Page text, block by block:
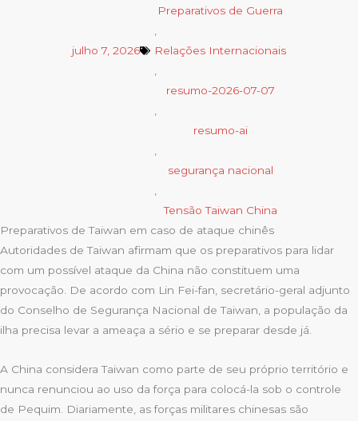
julho 7, 2026
Preparativos de Guerra
Relações Internacionais
resumo-2026-07-07
resumo-ai
segurança nacional
Tensão Taiwan China
Preparativos de Taiwan em caso de ataque chinês
Autoridades de Taiwan afirmam que os preparativos para lidar
com um possível ataque da China não constituem uma
provocação. De acordo com Lin Fei-fan, secretário-geral adjunto
do Conselho de Segurança Nacional de Taiwan, a população da
ilha precisa levar a ameaça a sério e se preparar desde já.
A China considera Taiwan como parte de seu próprio território e
nunca renunciou ao uso da força para colocá-la sob o controle
de Pequim. Diariamente, as forças militares chinesas são